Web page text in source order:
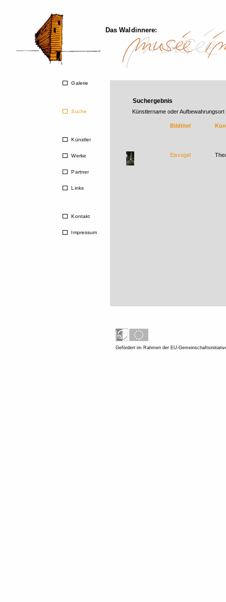
Das Waldinnere:
Galerie
Suche
Künstler
Werke
Partner
Links
Kontakt
Impressum
Suchergebnis
Künstlername oder Aufbewahrungsort
Bildtitel
Eisvogel
Gefördert im Rahmen der EU-